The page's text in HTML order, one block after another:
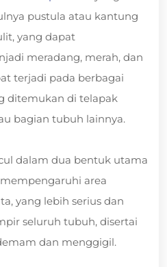
pustula atau kantung
yang dapat
meradang, merah, dan
terjadi pada berbagai
ditemukan di telapak
bagian tubuh lainnya.
dalam dua bentuk utama
area
yang lebih serius dan
seluruh tubuh, disertai
dan menggigil.